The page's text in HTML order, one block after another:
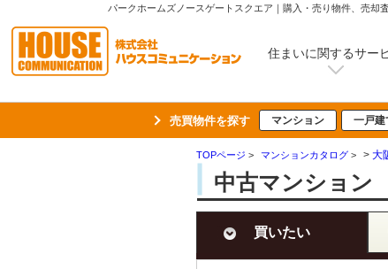
住まいに関するサー
売買物件を探す マンション 一戸建
TOPページ > マンションカタログ > > 大
中古マンション
買いたい